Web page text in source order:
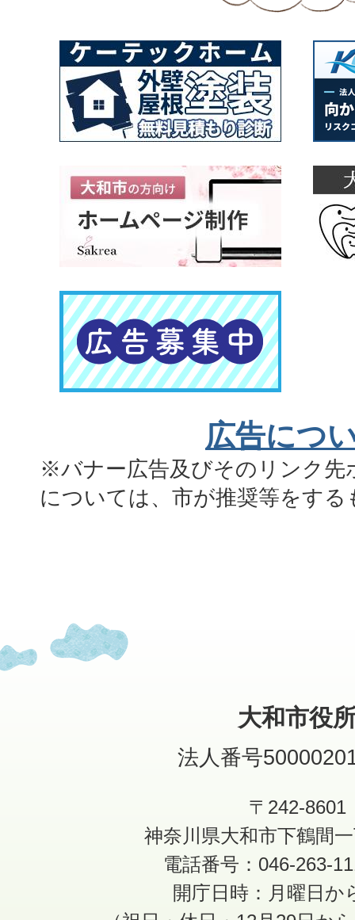
広告につ
※バナー広告及びそのリンク先
については、市が推奨等をす
大和市役
法人番号
〒242-8601
神奈川県大和市下鶴間
電話番号：046-263-
開庁日時：月曜日か